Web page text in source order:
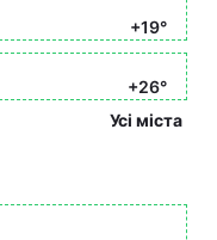
+19°
+26°
Усі міста